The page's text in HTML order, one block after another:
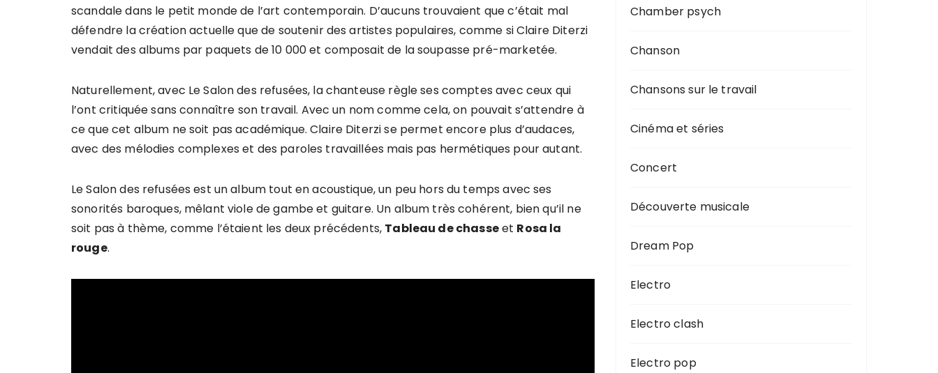
scandale dans le petit monde de l’art contemporain. D’aucuns trouvaient que c’était mal
défendre la création actuelle que de soutenir des artistes populaires, comme si Claire Diterzi
vendait des albums par paquets de 10 000 et composait de la soupasse pré-marketée.
Naturellement, avec Le Salon des refusées, la chanteuse règle ses comptes avec ceux qui
l’ont critiquée sans connaître son travail. Avec un nom comme cela, on pouvait s’attendre à
ce que cet album ne soit pas académique. Claire Diterzi se permet encore plus d’audaces,
avec des mélodies complexes et des paroles travaillées mais pas hermétiques pour autant.
Le Salon des refusées est un album tout en acoustique, un peu hors du temps avec ses
sonorités baroques, mêlant viole de gambe et guitare. Un album très cohérent, bien qu’il ne
soit pas à thème, comme l’étaient les deux précédents, Tableau de chasseet Rosa la
rouge.
Chamber psych
Chanson
Chansons sur le travail
Cinéma et séries
Concert
Découverte musicale
Dream Pop
Electro
Electro clash
Electro pop